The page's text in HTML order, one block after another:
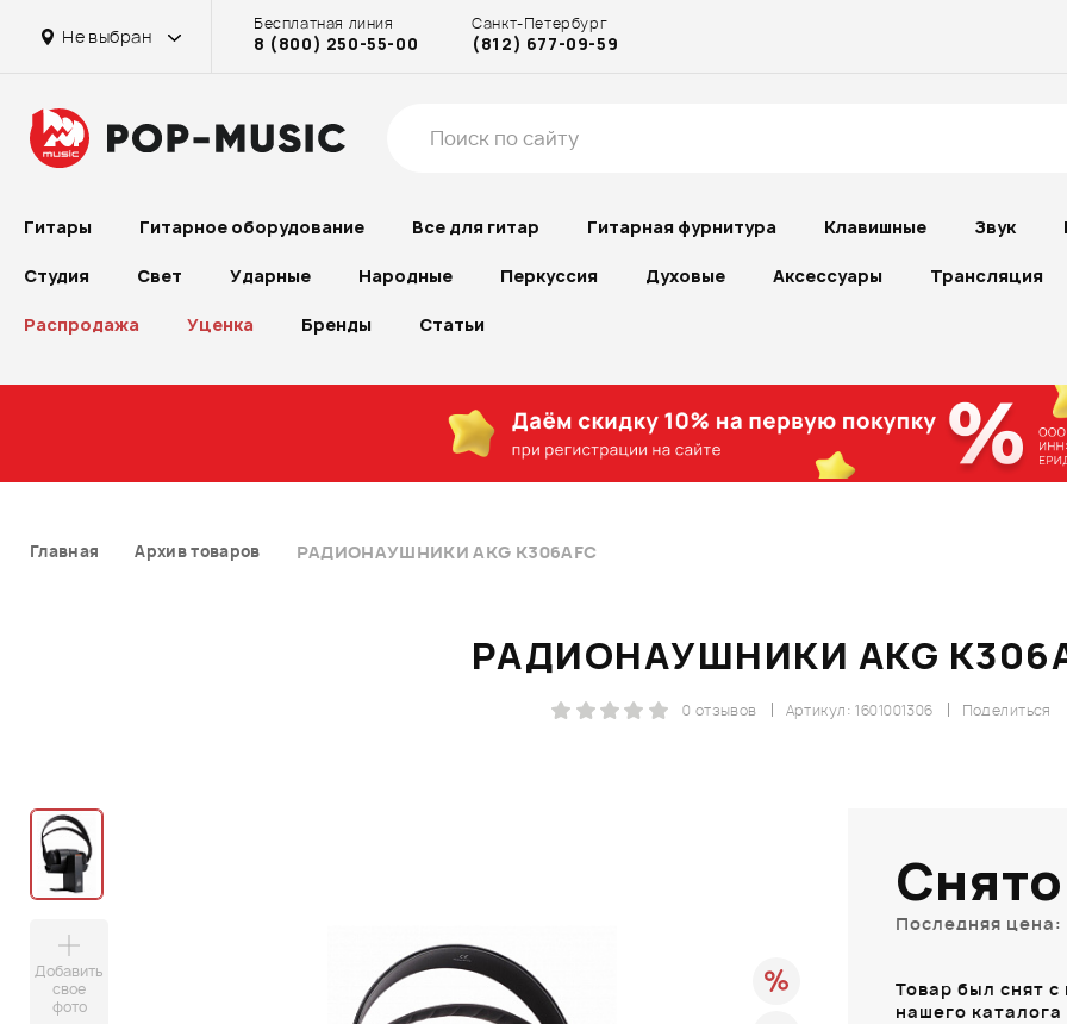
Не выбран
Бесплатная линия
8 (800) 250-55-00
Санкт-Петербург
(812) 677-09-59
Гитары Гитарное оборудование Все для гитар Гитарная фурнитура Клавишные Звук
Студия Свет Ударные Народные Перкуссия Духовые Аксессуары Трансляция
Распродажа Уценка Бренды Статьи
Главная Архив товаров РАДИОНАУШНИКИ AKG K306AFC
РАДИОНАУШНИКИ AKG
Поделиться
Артикул: 1601001306
0 отзывов
Добавить
свое
фото
Последняя цена:
Товар был снят
нашего каталога